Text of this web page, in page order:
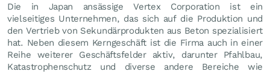
Die in Japan ansässige Vertex Corporation ist ein
vielseitiges Unternehmen, das sich auf die Produktion und
den Vertrieb von Sekundärprodukten aus Beton spezialisiert
hat. Neben diesem Kerngeschäft ist die Firma auch in einer
Reihe weiterer Geschäftsfelder aktiv, darunter Pfahlbau,
Katastrophenschutz und diverse andere Bereiche wie